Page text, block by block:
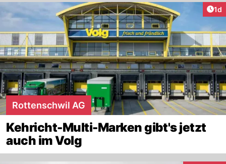
1d
Rottenschwil AG
Kehricht-Multi-Marken gibt's jetzt
auch im Volg